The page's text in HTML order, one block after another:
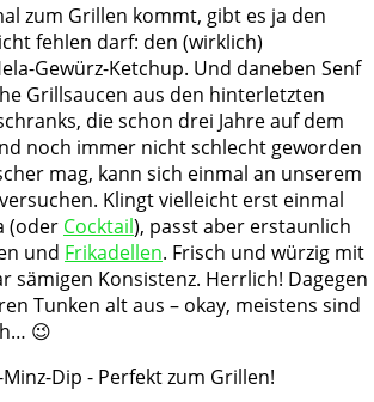
zum Grillen kommt, gibt es ja den
fehlen darf: den (wirklich)
Gewürz-Ketchup. Und daneben Senf
Grillsaucen aus den hinterletzten
die schon drei Jahre auf dem
noch immer nicht schlecht geworden
mag, kann sich einmal an unserem
versuchen. Klingt vielleicht erst einmal
(oder Cocktail), passt aber erstaunlich
und Frikadellen. Frisch und würzig mit
sämigen Konsistenz. Herrlich! Dagegen
Tunken alt aus – okay, meistens sind
😉